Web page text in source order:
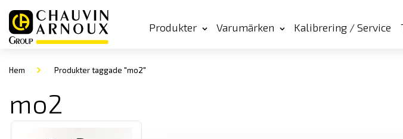
Produkter Varumärken Kalibrering / Service
Hem Produkter taggade "mo2"
mo2